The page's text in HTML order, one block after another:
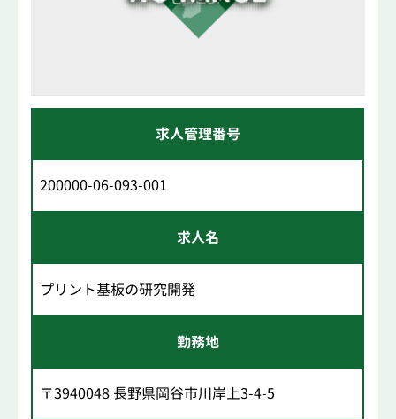
求人管理番号
200000-06-093-001
求人名
プリント基板の研究開発
勤務地
〒3940048 長野県岡谷市川岸上3-4-5